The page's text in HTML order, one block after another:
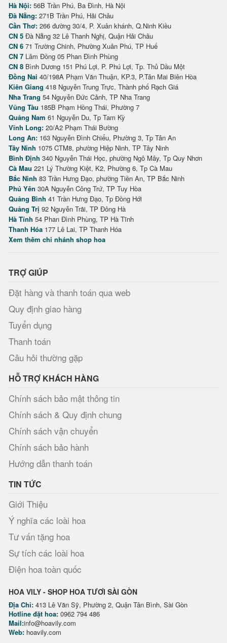
Hà Nội: 56B Trần Phú, Ba Đình, Hà Nội
Đà Nẵng: 271B Trần Phú, Hải Châu
Cần Thơ: 266 đường 30/4, P. Xuân khánh, Q.Ninh Kiều
CN 5 Đà Nẵng 32 Lê Thanh Nghị, Quận Hải Châu
CN 6 71 Trường Chinh, Phường Xuân Phú, TP Huế
CN 7 Lâm Đồng 05 Phan Đình Phùng
CN 8 Bình Dương 151 Phú Lợi, P. Phú Lợi, Tp. Thủ Dầu Một
Đồng Nai 40/198A Phạm Văn Thuận, KP.3, P.Tân Mai Biên Hòa
Kiên Giang 418 Nguyễn Trung Trực, Thành phố Rạch Giá
Nha Trang 54 Nguyễn Đức Cảnh, TP Nha Trang
Vũng Tàu 185B Phạm Hồng Thái, Phường 7
Quảng Nam 61 Nguyễn Du, Tp Tam Kỳ
Vĩnh Long: 20/A2 Phạm Thái Bường
Long An: 163 Nguyễn Đình Chiểu, Phường 3, Tp Tân An
Tây Ninh 1075 CTM8, phường Hiệp Ninh, TP Tây Ninh
Bình Định 340 Nguyễn Thái Học, phường Ngô Mây, Tp Quy Nhơn
Cà Mau 221 Lý Thường Kiệt, K2, Phường 6, Tp Cà Mau
Bắc Ninh 83 Trần Hưng Đạo, phường Tiền An, TP Bắc Ninh
Phú Yên 30A Nguyễn Công Trứ, TP Tuy Hòa
Quảng Bình 41 Trần Hưng Đạo, Tp Đồng Hới
Quảng Trị 92 Nguyễn Trãi, TP Đông Hà
Hà Tĩnh 54 Phan Đình Phùng, TP Hà Tĩnh
Thanh Hóa 177 Lê Lai, TP Thanh Hóa
Xem thêm chi nhánh shop hoa
TRỢ GIÚP
Đặt hàng và thanh toán qua web
Quy định giao hàng
Tuyển dụng
Thanh toán
Câu hỏi thường gặp
HỖ TRỢ KHÁCH HÀNG
Chính sách bảo mật thông tin
Chính sách & Quy định chung
Chính sách vận chuyển
Chính sách bảo hành
Hướng dẫn thanh toán
TIN TỨC
Giới Thiệu
Ý nghĩa các loài hoa
Tư vấn tặng hoa
Sự tích các loài hoa
Điện hoa toàn quốc
HOA VILY - SHOP HOA TƯƠI SÀI GÒN
Địa Chỉ: 413 Lê Văn Sỹ, Phường 2, Quận Tân Bình, Sài Gòn
Hotline đặt hoa: 0962 794 486
Mail:info@hoavily.com
Web: hoavily.com